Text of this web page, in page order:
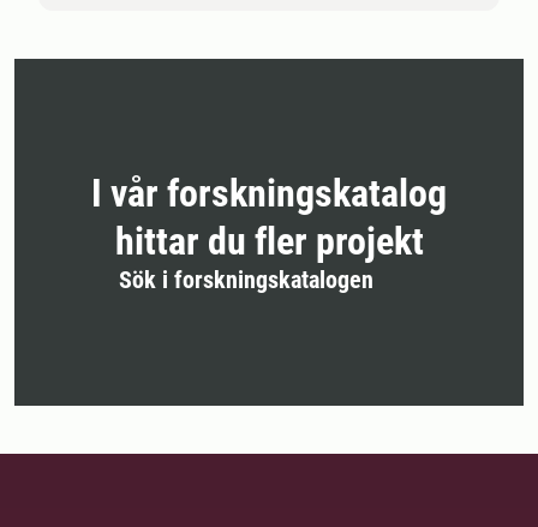
I vår forskningskatalog
hittar du fler projekt
Sök i forskningskatalogen